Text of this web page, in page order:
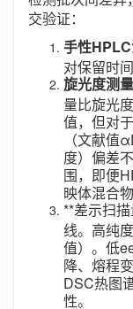
交验证：
手性
对保留时
旋光度测量
量比旋光
值，但对
（文献值
度）偏差
围，即便
映体混合
**差示扫
线。高纯
值）。低
降、熔程
DSC热图
性。